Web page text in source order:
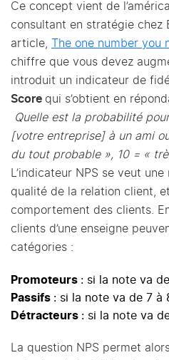
Ce concept vient de
consultant en stratégie chez
article,
The one number you
chiffre que vous devez
introduit un indicateur de
Score qui s’obtient en
Quelle est la probabilité
[votre entreprise] à un ami
du tout probable », 10 = «
L’indicateur NPS se veut
qualité de la relation client,
comportement des clients.
clients d’une enseigne
catégories :
Promoteurs : si la note va
Passifs : si la note va de 7 à
Détracteurs : si la note va
La question NPS permet